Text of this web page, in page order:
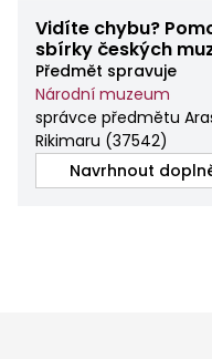
Vidíte chybu?
sbírky českých
Předmět spravuje
Národní muzeum
správce předmětu
Rikimaru (37542)
Navrhnout